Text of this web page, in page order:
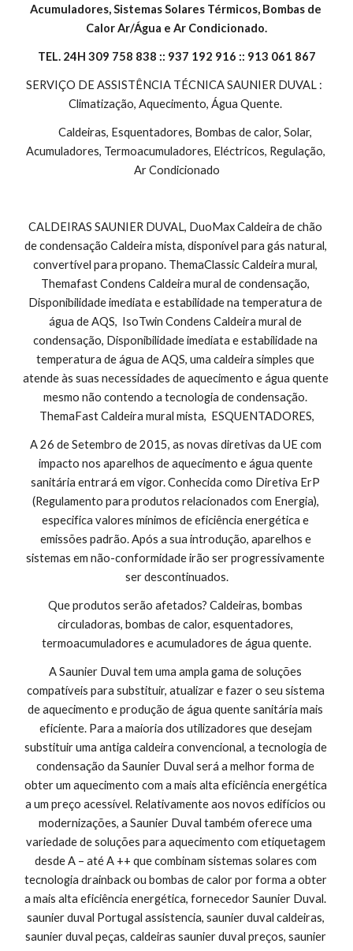
Acumuladores, Sistemas Solares Térmicos, Bombas de
Calor Ar/Água e Ar Condicionado.
TEL. 24H 309 758 838 :: 937 192 916 :: 913 061 867
SERVIÇO DE ASSISTÊNCIA TÉCNICA SAUNIER DUVAL :
Climatização, Aquecimento, Água Quente.
Acumuladores, Termoacumuladores, Eléctricos, Regulação,
Ar Condicionado
CALDEIRAS SAUNIER DUVAL, DuoMax Caldeira de chão
de condensação Caldeira mista, disponível para gás natural,
convertível para propano. ThemaClassic Caldeira mural,
Themafast Condens Caldeira mural de condensação,
Disponibilidade imediata e estabilidade na temperatura de
água de AQS,  IsoTwin Condens Caldeira mural de
condensação, Disponibilidade imediata e estabilidade na
temperatura de água de AQS, uma caldeira simples que
atende às suas necessidades de aquecimento e água quente
mesmo não contendo a tecnologia de condensação.
ThemaFast Caldeira mural mista,  ESQUENTADORES,
A 26 de Setembro de 2015, as novas diretivas da UE com
impacto nos aparelhos de aquecimento e água quente
sanitária entrará em vigor. Conhecida como Diretiva ErP
(Regulamento para produtos relacionados com Energia),
especifica valores mínimos de eficiência energética e
emissões padrão. Após a sua introdução, aparelhos e
sistemas em não-conformidade irão ser progressivamente
ser descontinuados.
Que produtos serão afetados? Caldeiras, bombas
circuladoras, bombas de calor, esquentadores,
termoacumuladores e acumuladores de água quente.
A Saunier Duval tem uma ampla gama de soluções
compatíveis para substituir, atualizar e fazer o seu sistema
de aquecimento e produção de água quente sanitária mais
eficiente. Para a maioria dos utilizadores que desejam
substituir uma antiga caldeira convencional, a tecnologia de
condensação da Saunier Duval será a melhor forma de
obter um aquecimento com a mais alta eficiência energética
a um preço acessível. Relativamente aos novos edifícios ou
modernizações, a Saunier Duval também oferece uma
variedade de soluções para aquecimento com etiquetagem
desde A – até A ++ que combinam sistemas solares com
tecnologia drainback ou bombas de calor por forma a obter
a mais alta eficiência energética, fornecedor Saunier Duval.
saunier duval Portugal assistencia, saunier duval caldeiras,
saunier duval peças, caldeiras saunier duval preços, saunier